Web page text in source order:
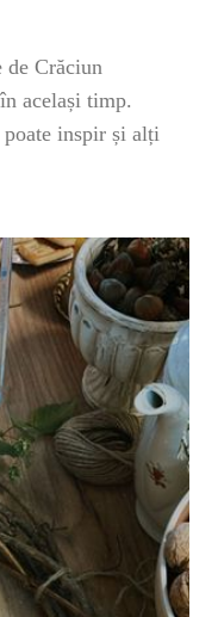
de Crăciun
același timp.
poate inspir și alți